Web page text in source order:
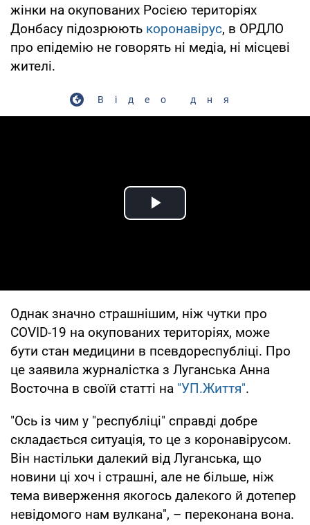
жінки на окупованих Росією територіях
Донбасу підозрюють коронавірус, в ОРДЛО
про епідемію не говорять ні медіа, ні місцеві
жителі.
Відео дня
Play Video
Однак значно страшнішим, ніж чутки про
COVID-19 на окупованих територіях, може
бути стан медицини в псевдореспубліці. Про
це заявила журналістка з Луганська Анна
Восточна в своїй статті на "УП.Життя".
"Ось із чим у "республіці" справді добре
складається ситуація, то це з коронавірусом.
Він настільки далекий від Луганська, що
новини ці хоч і страшні, але не більше, ніж
тема виверження якогось далекого й дотепер
невідомого нам вулкана", – переконана вона.